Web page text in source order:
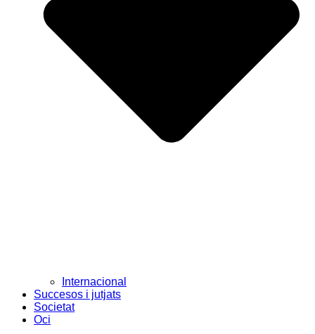
Internacional
Succesos i jutjats
Societat
Oci